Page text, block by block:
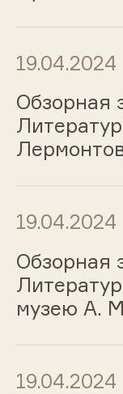
19.04.2024
Обзорная
19.04.2024
Обзорная
музею А.
19.04.2024